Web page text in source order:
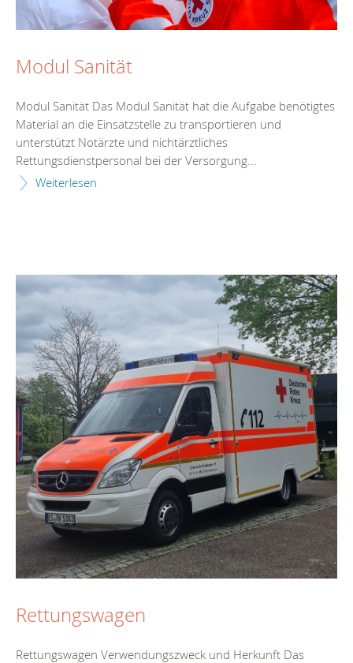
Modul Sanität
Modul Sanität Das Modul Sanität hat die Aufgabe benötigtes
Material an die Einsatzstelle zu transportieren und
unterstützt Notärzte und nichtärztliches
Rettungsdienstpersonal bei der Versorgung...
Weiterlesen
Rettungswagen
Rettungswagen Verwendungszweck und Herkunft Das